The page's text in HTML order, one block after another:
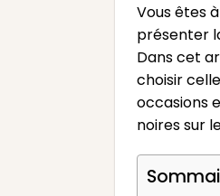
Vous êtes
présenter
Dans cet
choisir
occasions
noires sur